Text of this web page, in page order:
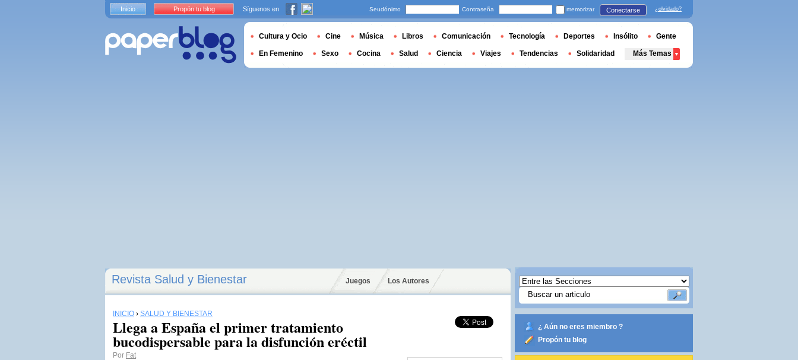
Revista Salud y Bienestar Juegos Los Autores
INICIO › SALUD Y BIENESTAR
Llega a España el primer tratamiento
bucodispersable para la disfunción eréctil
Por Fat
¿ Aún no eres miembro ?
Propón tu blog
Inicio Propón tu blog Síguenos en Seudónimo Contraseña memorizar Conectarse ¿olvidado?
Cultura y Ocio Cine Música Libros Comunicación Tecnología Deportes Insólito Gente
En Femenino Sexo Cocina Salud Ciencia Viajes Tendencias Solidaridad Más Temas